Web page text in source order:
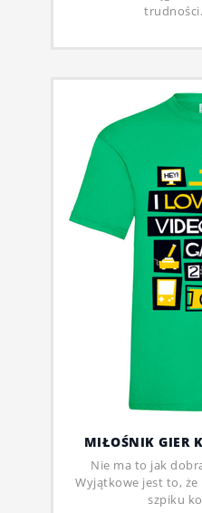
MIŁOŚNIK GIER
Nie ma to jak
Wyjątkowe jest to, że
szpiku